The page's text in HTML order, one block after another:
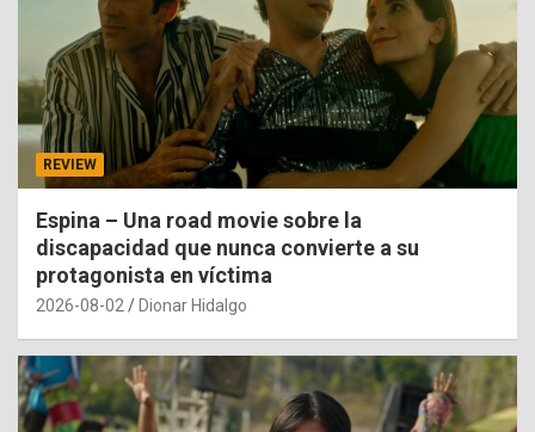
REVIEW
Espina – Una road movie sobre la
discapacidad que nunca convierte a su
protagonista en víctima
2026-08-02 Dionar Hidalgo